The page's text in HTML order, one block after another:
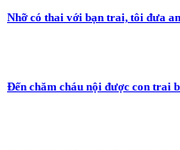
Nhỡ có thai với bạn trai, tôi đưa
Đến chăm cháu nội được con trai